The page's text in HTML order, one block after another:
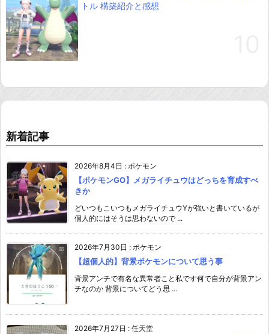
トル 構築紹介と感想
新着記事
2026年8月4日 : ポケモン
【ポケモンGO】メガライチュウはどっちを育成すべ
きか
どいつもこいつもメガライチュウYが強いと書いているが
個人的にはそうは思わないので ...
2026年7月30日 : ポケモン
【超個人的】背景ポケモンについて思う事
背景アンチで有名な異常者こと私です何で自分が背景アン
チなのか 背景についてどう思 ...
2026年7月27日 : 任天堂